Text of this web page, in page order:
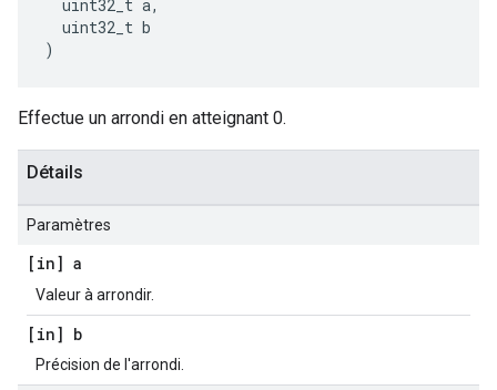
uint32_t a,
uint32_t b
)
Effectue un arrondi en atteignant 0.
Détails
Paramètres
[in] a
Valeur à arrondir.
[in] b
Précision de l'arrondi.